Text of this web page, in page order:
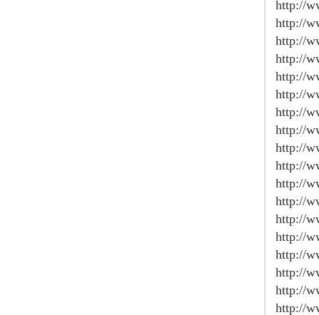
http://
http://
http://
http://
http://
http://
http://
http://
http://
http://
http://
http://
http://
http://
http://
http://
http://
http://